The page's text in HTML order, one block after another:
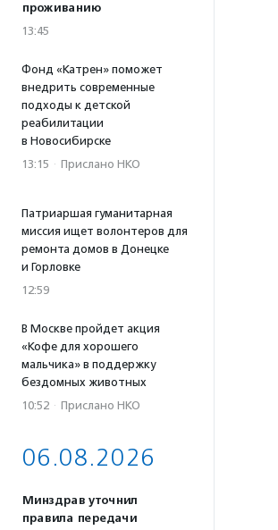
проживанию
13:45
Фонд «Катрен» поможет
внедрить современные
подходы к детской
реабилитации
в Новосибирске
13:15 · Прислано НКО
Патриаршая гуманитарная
миссия ищет волонтеров для
ремонта домов в Донецке
и Горловке
12:59
В Москве пройдет акция
«Кофе для хорошего
мальчика» в поддержку
бездомных животных
10:52 · Прислано НКО
06.08.2026
Минздрав уточнил
правила передачи